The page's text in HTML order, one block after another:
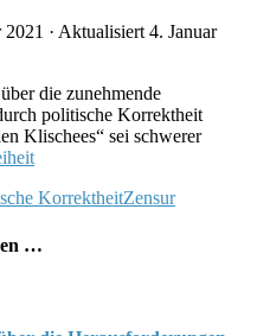
2021 · Aktualisiert4. Januar
die zunehmende
politische Korrektheit
Klischees“ sei schwerer
KorrektheitZensur
…